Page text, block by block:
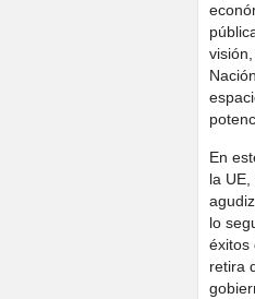
En
la
lo
éxitos
retira